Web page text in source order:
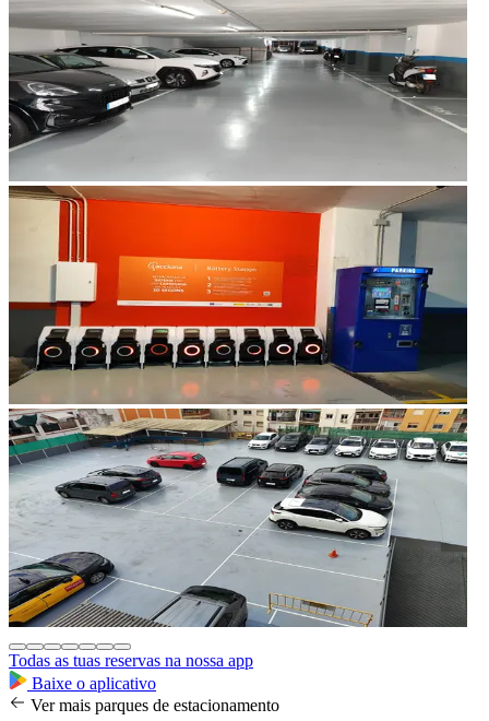
Todas as tuas reservas na nossa app
Baixe o aplicativo
Ver mais parques de estacionamento